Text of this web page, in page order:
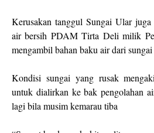
Kerusakan tanggul Sungai Ular juga
air bersih PDAM Tirta Deli milik
mengambil bahan baku air dari sungai
Kondisi sungai yang rusak
untuk dialirkan ke bak pengolahan
lagi bila musim kemarau tiba